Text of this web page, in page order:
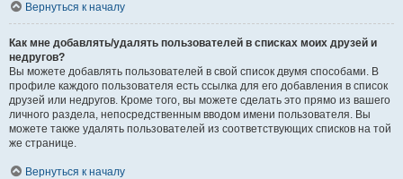
Вернуться к началу
Как мне добавлять/удалять пользователей в списках моих друзей и
недругов?
Вы можете добавлять пользователей в свой список двумя способами. В
профиле каждого пользователя есть ссылка для его добавления в список
друзей или недругов. Кроме того, вы можете сделать это прямо из вашего
личного раздела, непосредственным вводом имени пользователя. Вы
можете также удалять пользователей из соответствующих списков на той
же странице.
Вернуться к началу